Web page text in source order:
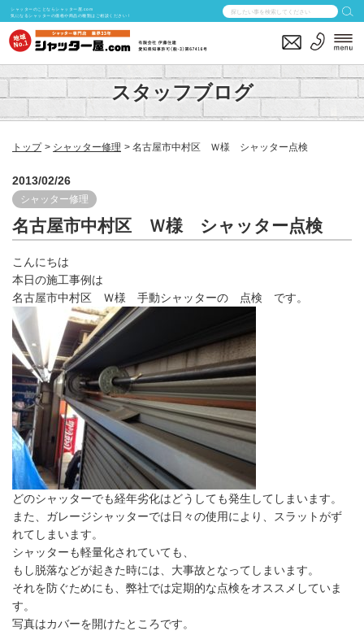
シャッターのことならシャッター屋.com
気になるシャッターの価格や商品の種類はご相談ください！
スタッフブログ
トップ シャッター修理 名古屋市中村区 Ｗ様 シャッター点検
2013/02/26
シャッター修理
名古屋市中村区 Ｗ様 シャッター点検
こんにちは
本日の施工事例は
名古屋市中村区 Ｗ様 手動シャッターの 点検 です。
どのシャッターでも経年劣化はどうしても発生してしまいます。
また、ガレージシャッターでは日々の使用により、スラットがず
れてしまいます。
シャッターも軽量化されていても、
もし脱落などが起きた時には、大事故となってしまいます。
それを防ぐためにも、弊社では定期的な点検をオススメしていま
す。
写真はカバーを開けたところです。